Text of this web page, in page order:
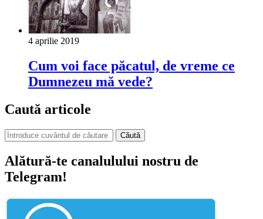
4 aprilie 2019
Cum voi face păcatul, de vreme ce
Dumnezeu mă vede?
Caută articole
Căută
Alătură-te canalulului nostru de
Telegram!